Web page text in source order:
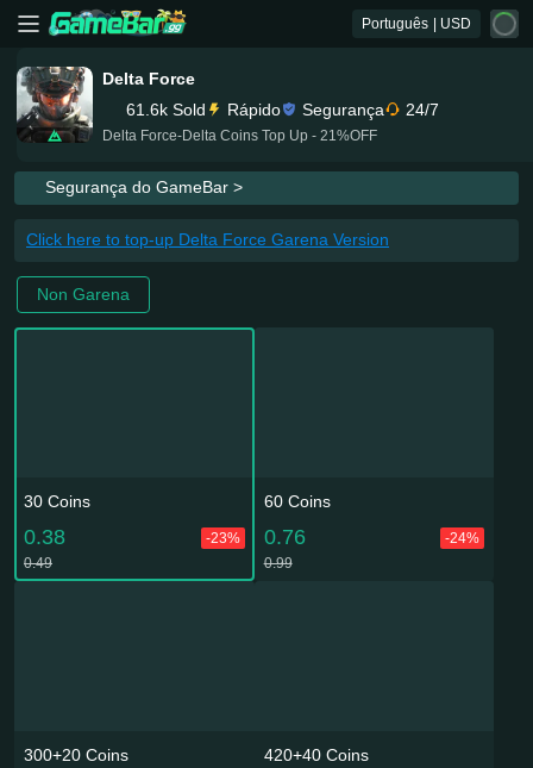
Português | USD
Delta Force
61.6k Sold
Rápido Segurança 24/7
Delta Force-Delta Coins Top Up - 21%OFF
Segurança do GameBar >
Click here to top-up Delta Force Garena Version
Non Garena
30 Coins
0.38
-23%
0.49
60 Coins
0.76
-24%
0.99
300+20 Coins 420+40 Coins